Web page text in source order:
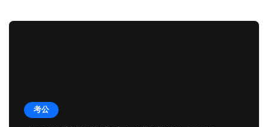
考公